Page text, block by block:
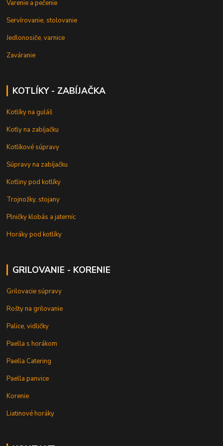
Varenie a pečenie
Servírovanie, stolovanie
Jedlonosiče, varnice
Zaváranie
KOTLÍKY - ZABÍJAČKA
Kotlíky na guláš
Kotly na zabíjačku
Kotlíkové súpravy
Súpravy na zabíjačku
Kotliny pod kotlíky
Trojnožky, stojany
Plničky klobás a jaterníc
Horáky pod kotlíky
GRILOVANIE - KORENIE
Grilovacie súpravy
Rošty na grilovanie
Palice, vidličky
Paella s horákom
Paella Catering
Paella panvice
Korenie
Liatinové horáky